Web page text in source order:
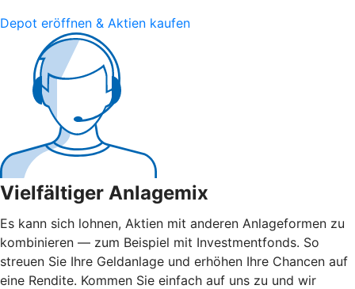
Depot eröffnen & Aktien kaufen
Vielfältiger Anlagemix
Es kann sich lohnen, Aktien mit anderen Anlageformen zu
kombinieren — zum Beispiel mit Investmentfonds. So
streuen Sie Ihre Geldanlage und erhöhen Ihre Chancen auf
eine Rendite. Kommen Sie einfach auf uns zu und wir